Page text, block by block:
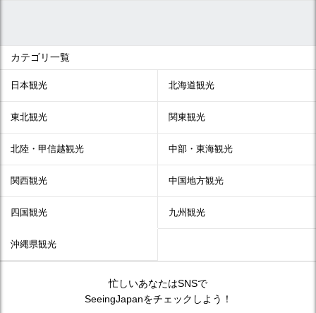
カテゴリ一覧
日本観光 北海道観光
東北観光 関東観光
北陸・甲信越観光 中部・東海観光
関西観光 中国地方観光
四国観光 九州観光
沖縄県観光
忙しいあなたはSNSで
SeeingJapanをチェックしよう！